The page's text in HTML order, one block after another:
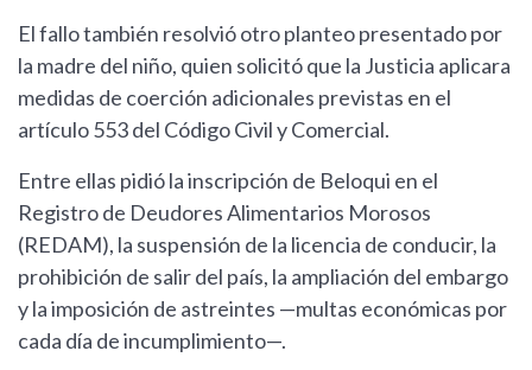
El fallo también resolvió otro planteo presentado por
la madre del niño, quien solicitó que la Justicia aplicara
medidas de coerción adicionales previstas en el
artículo 553 del Código Civil y Comercial.
Entre ellas pidió la inscripción de Beloqui en el
Registro de Deudores Alimentarios Morosos
(REDAM), la suspensión de la licencia de conducir, la
prohibición de salir del país, la ampliación del embargo
y la imposición de astreintes —multas económicas por
cada día de incumplimiento—.